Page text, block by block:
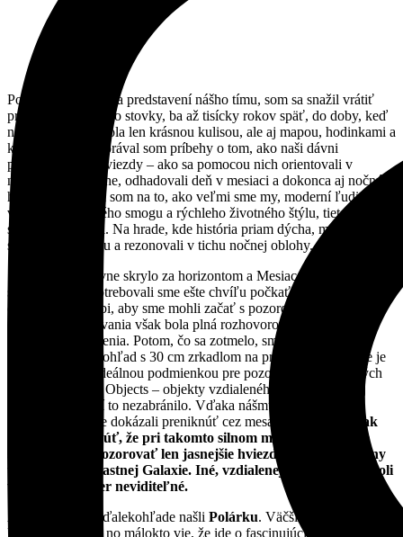
Po úvodnom slove a predstavení nášho tímu, som sa snažil vrátiť
prítomných v čase o stovky, ba až tisícky rokov späť, do doby, keď
nočná obloha nebola len krásnou kulisou, ale aj mapou, hodinkami a
kalendárom. Rozprával som príbehy o tom, ako naši dávni
predkovia čítali hviezdy – ako sa pomocou nich orientovali v
nehostinnom teréne, odhadovali deň v mesiaci a dokonca aj nočnú
hodinu. Poukázal som na to, ako veľmi sme my, moderní ľudia,
vplyvom svetelného smogu a rýchleho životného štýlu, tieto prastaré
schopnosti stratili. Na hrade, kde história priam dýcha, mali tieto
slová zvláštnu silu a rezonovali v tichu nočnej oblohy.
Slnko sa definitívne skrylo za horizontom a Mesiac v splne začal
stúpať vyššie. Potrebovali sme ešte chvíľu počkať, kým sa tma
dostatočne prehĺbi, aby sme mohli začať s pozorovaním. Táto
polhodina očakávania však bola plná rozhovorov, otázok a
zdieľania si nadšenia. Potom, čo sa zotmelo, sme namierili náš
Dobsonov ďalekohľad s 30 cm zrkadlom na prvé ciele. Hoci nie je
Mesiac v splne ideálnou podmienkou pre pozorovanie takzvaných
DSO (Deep Sky Objects – objekty vzdialeného vesmíru), našej
túžbe po poznaní to nezabránilo. Vďaka nášmu silnému
ďalekohľadu sme dokázali preniknúť cez mesačnú žiaru.
Je však
dôležité spomenúť, že pri takomto silnom mesačnom svite je
možné z DSO pozorovať len jasnejšie hviezdokopy a hmloviny
v rámci našej vlastnej Galaxie. Iné, vzdialenejšie galaxie, by boli
v tej žiari takmer neviditeľné.
Ako prvú sme v ďalekohľade našli Polárku. Väčšina ľudí ju pozná
len ako Severku, no málokto vie, že ide o fascinujúci hviezdny